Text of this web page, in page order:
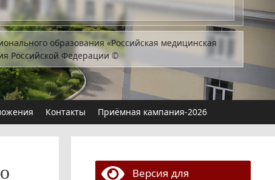
образования «Российская медицинская
Российской Федерации©
Контакты Приёмная кампания-2026
Версия для